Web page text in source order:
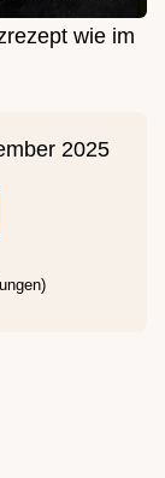
wie im
2025